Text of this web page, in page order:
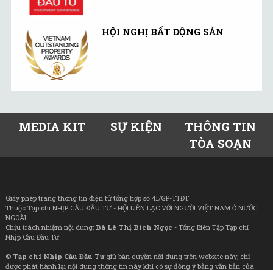
HỘI NGHỊ BẤT ĐỘNG SẢN
MEDIA KIT SỰ KIỆN
THÔNG TIN
TÒA SOẠN
Giấy phép trang thông tin điện tử tổng hợp số 41/GP-TTĐT
Thuộc Tạp chí NHỊP CẦU ĐẦU TƯ - HỘI LIÊN LẠC VỚI NGƯỜI VIỆT NAM Ở NƯỚC
NGOÀI
Chịu trách nhiệm nội dung: Bà Lê Thị Bích Ngọc - Tổng Biên Tập Tạp chí
Nhịp Cầu Đầu Tư
© Tạp chí Nhịp Cầu Đầu Tưgiữ bản quyền nội dung trên website này; chỉ
được phát hành lại nội dung thông tin này khi có sự đồng ý bằng văn bản của